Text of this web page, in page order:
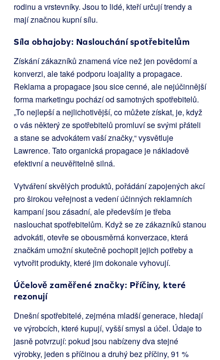
rodinu a vrstevníky. Jsou to lidé, kteří určují trendy a
mají značnou kupní sílu.
Síla obhajoby: Naslouchání spotřebitelům
Získání zákazníků znamená více než jen povědomí a
konverzi, ale také podporu loajality a propagace.
Reklama a propagace jsou sice cenné, ale nejúčinnější
forma marketingu pochází od samotných spotřebitelů.
„To nejlepší a nejlichotivější, co můžete získat, je, když
o vás některý ze spotřebitelů promluví se svými přáteli
a stane se advokátem vaší značky,“ vysvětluje
Lawrence. Tato organická propagace je nákladově
efektivní a neuvěřitelně silná.
Vytváření skvělých produktů, pořádání zapojených akcí
pro širokou veřejnost a vedení účinných reklamních
kampaní jsou zásadní, ale především je třeba
naslouchat spotřebitelům. Když se ze zákazníků stanou
advokáti, otevře se obousměrná konverzace, která
značkám umožní skutečně pochopit jejich potřeby a
vytvořit produkty, které jim dokonale vyhovují.
Účelově zaměřené značky: Příčiny, které
rezonují
Dnešní spotřebitelé, zejména mladší generace, hledají
ve výrobcích, které kupují, vyšší smysl a účel. Údaje to
jasně potvrzují: pokud jsou nabízeny dva stejné
výrobky, jeden s příčinou a druhý bez příčiny, 91 %